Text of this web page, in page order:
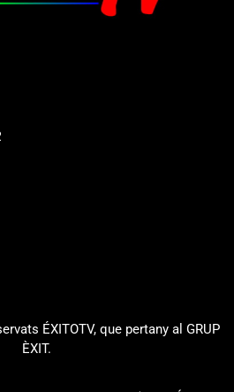
ÉXITOTV, que pertany al GRUP
ÈXIT.